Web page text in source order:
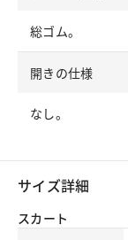
総ゴム。
開きの仕様
なし。
サイズ詳細
スカート